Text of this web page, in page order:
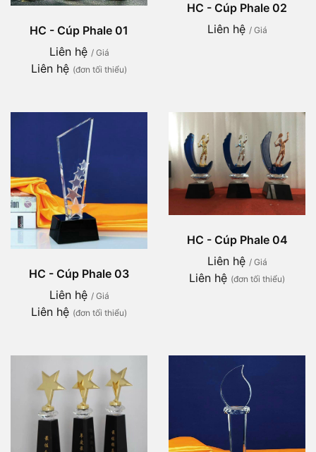
HC - Cúp Phale 01
Liên hệ / Giá
Liên hệ (đơn tối thiểu)
HC - Cúp Phale 02
Liên hệ / Giá
HC - Cúp Phale 03
Liên hệ / Giá
Liên hệ (đơn tối thiểu)
HC - Cúp Phale 04
Liên hệ / Giá
Liên hệ (đơn tối thiểu)